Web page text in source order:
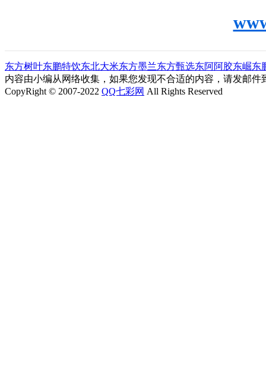
东方树叶东鹏特饮东北大米东方墨兰东方甄选东阿阿胶东崛东
内容由小编从网络收集，如果您发现不合适的内容，请发邮件
CopyRight © 2007-2022 QQ七彩网 All Rights Reserved